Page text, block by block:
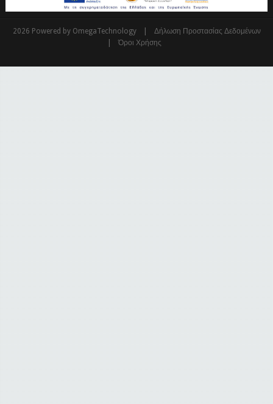
2026 Powered by OmegaTechnology Δήλωση Προστασίας Δεδομένων
Όροι Χρήσης